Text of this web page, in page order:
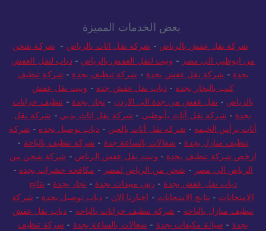
بعض الخدمات المميزة
شركة نقل عفش بالرياض - شركة نقل اثاث بالرياض - شركة شحن
من ابوظبي الى مصر - ونيت لنقل العفش بالرياض -دباب لنقل العفش
بجدة - شركة نقل عفش بجدة - شركة تنظيف بجدة - شركة تنظيف
كنب بالبخار بجدة - دباب نقل عفش جدة - ونيت نقل عفش
بالرياض - نقل عفش من جدة الي الاردن - نجار بجدة - تنظيف خزانات
بجدة - شركة نقل أثاث بأبوظبي - شركة نقل اثاث بدبي - شركة نقل
أثاث برأس الخيمة - شركة نقل أثاث بالعين - دباب توصيل بجدة - شركة
تنظيف منازل بجدة - شغالات بالساعة جدة - شركة تنظيف بالباحة -
ارخص شركة تنظيف بجدة - ونيت نقل عفش الرياض - شركة شحن من
الرياض الي مصر - شحن من الرياض لمصر - مكافحة حشرات بجدة -
دباب نقل عفش بجدة - رش مبيدات بجدة - نجار بجدة - نتائج
الامتحانات - نتايج الامتحانات - اخبارنا الان - دباب توصيل بجدة - شركة
تنظيف منازل بالباحة - شركة تنظيف خزانات بالباحة - دباب نقل عفش
بجدة - صيانة مكيفات بجدة - شغالات بالساعة بجدة - شركة تنظيف